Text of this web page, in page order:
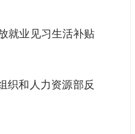
就业见习生活补贴
织和人力资源部反